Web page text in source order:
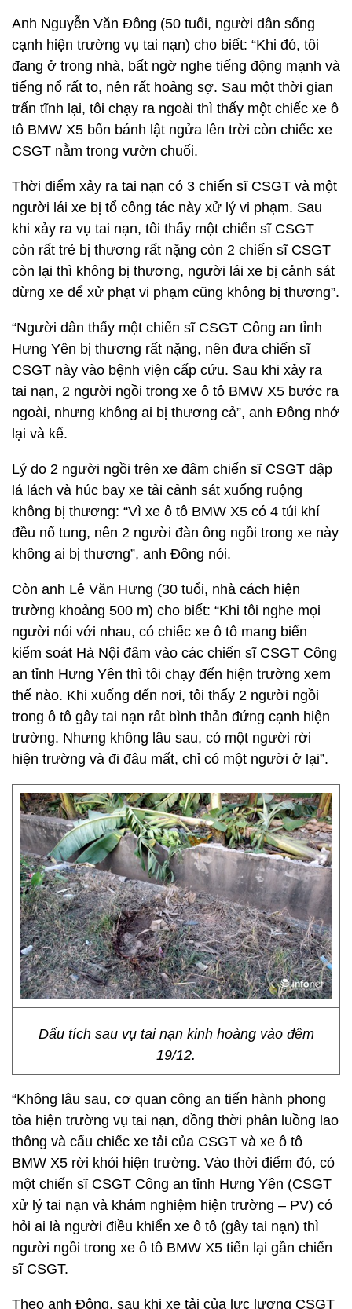
Anh Nguyễn Văn Đông (50 tuổi, người dân sống
cạnh hiện trường vụ tai nạn) cho biết: “Khi đó, tôi
đang ở trong nhà, bất ngờ nghe tiếng động mạnh và
tiếng nổ rất to, nên rất hoảng sợ. Sau một thời gian
trấn tĩnh lại, tôi chạy ra ngoài thì thấy một chiếc xe ô
tô BMW X5 bốn bánh lật ngửa lên trời còn chiếc xe
CSGT nằm trong vườn chuối.
Thời điểm xảy ra tai nạn có 3 chiến sĩ CSGT và một
người lái xe bị tổ công tác này xử lý vi phạm. Sau
khi xảy ra vụ tai nạn, tôi thấy một chiến sĩ CSGT
còn rất trẻ bị thương rất nặng còn 2 chiến sĩ CSGT
còn lại thì không bị thương, người lái xe bị cảnh sát
dừng xe để xử phạt vi phạm cũng không bị thương”.
“Người dân thấy một chiến sĩ CSGT Công an tỉnh
Hưng Yên bị thương rất nặng, nên đưa chiến sĩ
CSGT này vào bệnh viện cấp cứu. Sau khi xảy ra
tai nạn, 2 người ngồi trong xe ô tô BMW X5 bước ra
ngoài, nhưng không ai bị thương cả”, anh Đông nhớ
lại và kể.
Lý do 2 người ngồi trên xe đâm chiến sĩ CSGT dập
lá lách và húc bay xe tải cảnh sát xuống ruộng
không bị thương: “Vì xe ô tô BMW X5 có 4 túi khí
đều nổ tung, nên 2 người đàn ông ngồi trong xe này
không ai bị thương”, anh Đông nói.
Còn anh Lê Văn Hưng (30 tuổi, nhà cách hiện
trường khoảng 500 m) cho biết: “Khi tôi nghe mọi
người nói với nhau, có chiếc xe ô tô mang biển
kiểm soát Hà Nội đâm vào các chiến sĩ CSGT Công
an tỉnh Hưng Yên thì tôi chạy đến hiện trường xem
thế nào. Khi xuống đến nơi, tôi thấy 2 người ngồi
trong ô tô gây tai nạn rất bình thản đứng cạnh hiện
trường. Nhưng không lâu sau, có một người rời
hiện trường và đi đâu mất, chỉ có một người ở lại”.
Dấu tích sau vụ tai nạn kinh hoàng vào đêm
19/12.
“Không lâu sau, cơ quan công an tiến hành phong
tỏa hiện trường vụ tai nạn, đồng thời phân luồng lao
thông và cẩu chiếc xe tải của CSGT và xe ô tô
BMW X5 rời khỏi hiện trường. Vào thời điểm đó, có
một chiến sĩ CSGT Công an tỉnh Hưng Yên (CSGT
xử lý tai nạn và khám nghiệm hiện trường – PV) có
hỏi ai là người điều khiển xe ô tô (gây tai nạn) thì
người ngồi trong xe ô tô BMW X5 tiến lại gần chiến
sĩ CSGT.
Theo anh Đông, sau khi xe tải của lực lượng CSGT